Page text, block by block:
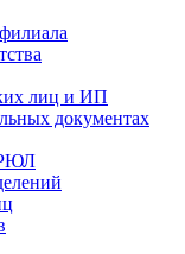
лиц и ИП
документах